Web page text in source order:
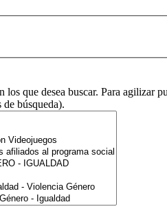
los que desea buscar. Para agilizar
búsqueda).